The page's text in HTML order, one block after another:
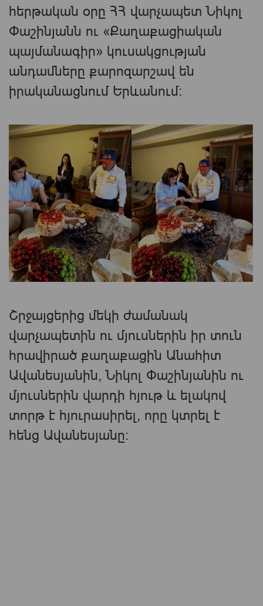
հերթական օրը ՀՀ վարչապետ Նիկոլ
Փաշինյանն ու «Քաղաքացիական
պայմանագիր» կուսակցության
անդամները քարոզարշավ են
իրականացնում Երևանում:
Շրջայցերից մեկի ժամանակ
վարչապետին ու մյուսներին իր տուն
հրավիրած քաղաքացին Անահիտ
Ավանեսյանին, Նիկոլ Փաշինյանին ու
մյուսներին վարդի հյութ և ելակով
տորթ է հյուրասիրել, որը կտրել է
հենց Ավանեսյանը: